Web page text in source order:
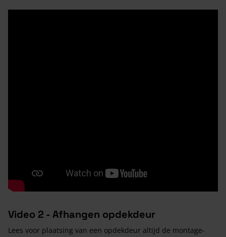
Video 2 - Afhangen opdekdeur
Lees voor plaatsing van een opdekdeur altijd de montage-